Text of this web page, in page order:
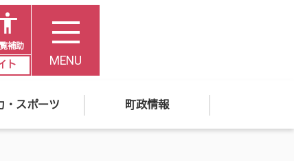
補助
ト MENU
・スポーツ 町政情報